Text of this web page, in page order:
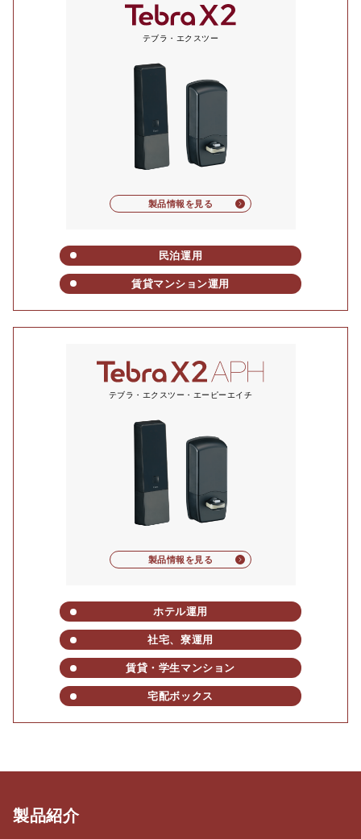
民泊運用
賃貸マンション運用
テブラ・エクスツー
製品情報を見る
ホテル運用
社宅、寮運用
賃貸・学生マンション
宅配ボックス
テブラ・エクスツー・エーピーエイチ
製品情報を見る
製品紹介